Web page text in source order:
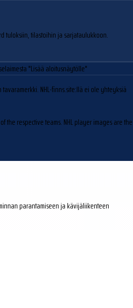
tuloksiin, tilastoihin ja sarjataulukkoon.
"Lisää aloitusnäytölle"
tavaramerkki. NHL-finns.site:llä ei ole yhteyksiä
the respective teams. NHL player images are the
parantamiseen ja kävijäliikenteen